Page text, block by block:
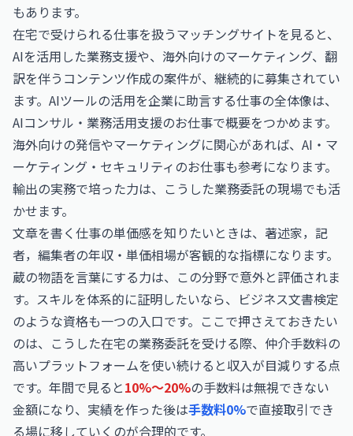
もあります。
在宅で受けられる仕事を扱うマッチングサイトを見ると、
AIを活用した業務支援や、海外向けのマーケティング、翻
訳を伴うコンテンツ作成の案件が、継続的に募集されてい
ます。AIツールの活用を企業に助言する仕事の全体像は、
AIコンサル・業務活用支援のお仕事で概要をつかめます。
海外向けの発信やマーケティングに関心があれば、 AI・マ
ーケティング・セキュリティのお仕事も参考になります。
輸出の実務で培った力は、こうした業務委託の現場でも活
かせます。
文章を書く仕事の単価感を知りたいときは、 著述家，記
者，編集者の年収・単価相場が客観的な指標になります。
蔵の物語を言葉にする力は、この分野で意外と評価されま
す。スキルを体系的に証明したいなら、 ビジネス文書検定
のような資格も一つの入口です。ここで押さえておきたい
のは、こうした在宅の業務委託を受ける際、仲介手数料の
高いプラットフォームを使い続けると収入が目減りする点
です。年間で見ると10%〜20%の手数料は無視できない
金額になり、実績を作った後は手数料0%で直接取引でき
る場に移していくのが合理的です。